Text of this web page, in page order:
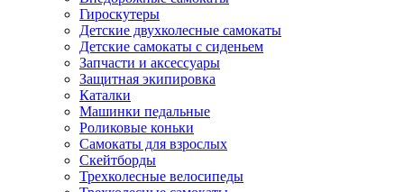
Гироскутеры
Детские двухколесные самокаты
Детские самокаты с сиденьем
Запчасти и аксессуары
Защитная экипировка
Каталки
Машинки педальные
Роликовые коньки
Самокаты для взрослых
Скейтборды
Трехколесные велосипеды